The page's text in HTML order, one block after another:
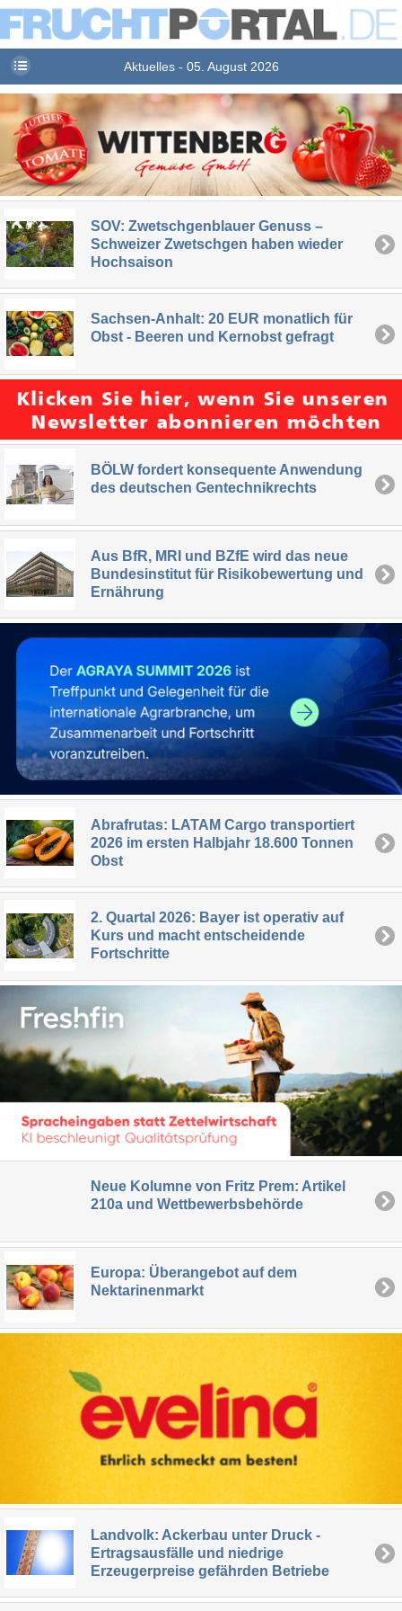
Aktuelles - 05. August 2026
SOV: Zwetschgenblauer Genuss –
Schweizer Zwetschgen haben wieder
Hochsaison
Sachsen-Anhalt: 20 EUR monatlich für
Obst - Beeren und Kernobst gefragt
BÖLW fordert konsequente Anwendung
des deutschen Gentechnikrechts
Aus BfR, MRI und BZfE wird das neue
Bundesinstitut für Risikobewertung und
Ernährung
Abrafrutas: LATAM Cargo transportiert
2026 im ersten Halbjahr 18.600 Tonnen
Obst
2. Quartal 2026: Bayer ist operativ auf
Kurs und macht entscheidende
Fortschritte
Neue Kolumne von Fritz Prem: Artikel
210a und Wettbewerbsbehörde
Europa: Überangebot auf dem
Nektarinenmarkt
Landvolk: Ackerbau unter Druck -
Ertragsausfälle und niedrige
Erzeugerpreise gefährden Betriebe